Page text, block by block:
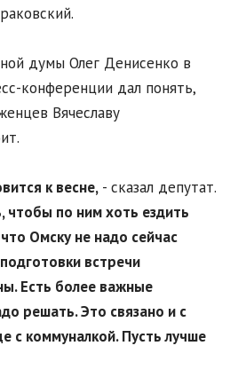
думы Олег Денисенко в
конференции дал понять,
Вячеславу
к весне, - сказал депутат.
чтобы по ним хоть ездить
Омску не надо сейчас
встречи
Есть более важные
решать. Это связано и с
с коммуналкой. Пусть лучше